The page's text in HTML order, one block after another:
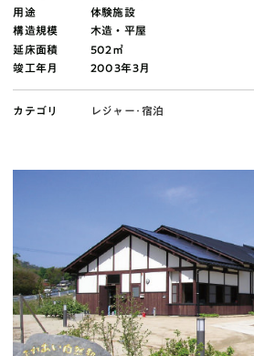
用途
体験施設
構造規模
木造・平屋
延床面積
502㎡
竣工年月
2003年3月
カテゴリ レジャー･宿泊